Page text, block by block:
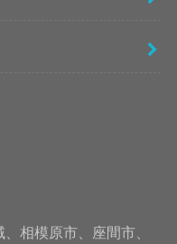
相模原市、座間市、